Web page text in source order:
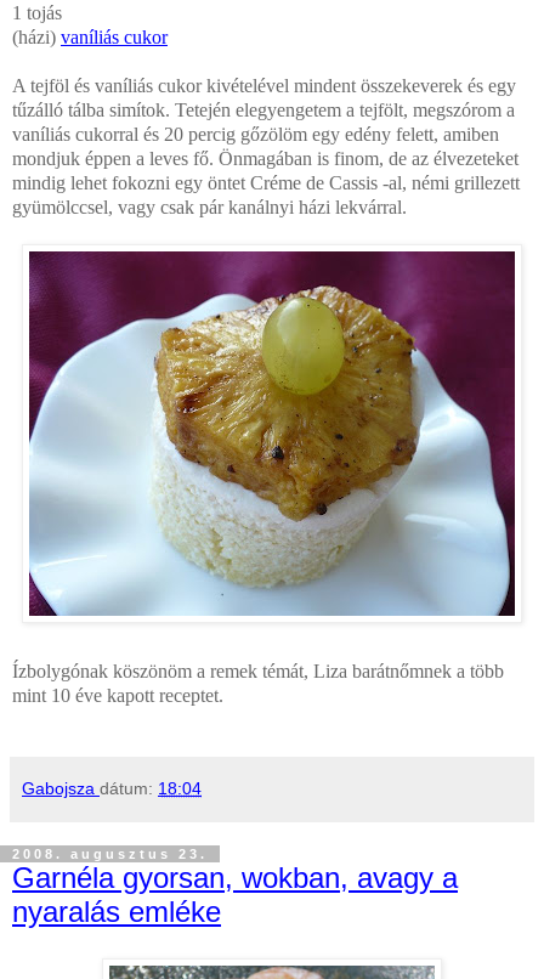
1 tojás
(házi) vaníliás cukor
A tejföl és vaníliás cukor kivételével mindent összekeverek és egy
tűzálló tálba simítok. Tetején elegyengetem a tejfölt, megszórom a
vaníliás cukorral és 20 percig gőzölöm egy edény felett, amiben
mondjuk éppen a leves fő. Önmagában is finom, de az élvezeteket
mindig lehet fokozni egy öntet Créme de Cassis -al, némi grillezett
gyümölccsel, vagy csak pár kanálnyi házi lekvárral.
Ízbolygónak köszönöm a remek témát, Liza barátnőmnek a több
mint 10 éve kapott receptet.
Gabojsza dátum: 18:04
2008. augusztus 23.
Garnéla gyorsan, wokban, avagy a
nyaralás emléke